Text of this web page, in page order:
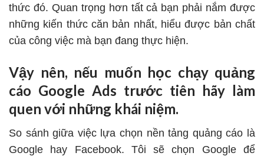
thức đó. Quan trọng hơn tất cả bạn phải nắm được
những kiến thức căn bản nhất, hiểu được bản chất
của công việc mà bạn đang thực hiện.
Vậy nên, nếu muốn học chạy quảng
cáo Google Ads trước tiên hãy làm
quen với những khái niệm.
So sánh giữa việc lựa chọn nền tảng quảng cáo là
Google hay Facebook. Tôi sẽ chọn Google để